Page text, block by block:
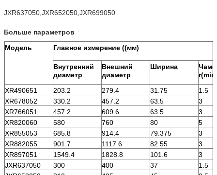
JXR637050,JXR652050,JXR699050
Больше параметров
Модель
Главное измерение ((мм)
Внутренний
диаметр
Внешний
диаметр
Ширина
XR490651
203.2 279.4 31.75
1.5
XR678052
330.2 457.2 63.5
3
XR766051
457.2 609.6 63.5
3
XR820060
580 760 80
5
XR855053
685.8 914.4 79.375
3
XR882055
901.7 1117.6 82.55
3
XR897051
1549.4 1828.8 101.6
3
JXR637050
300 400 37
1.5